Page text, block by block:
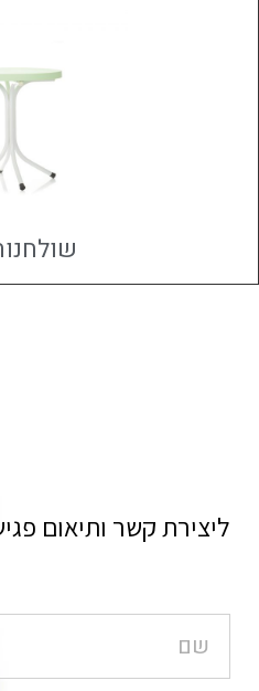
ליצירת קשר ותיאום